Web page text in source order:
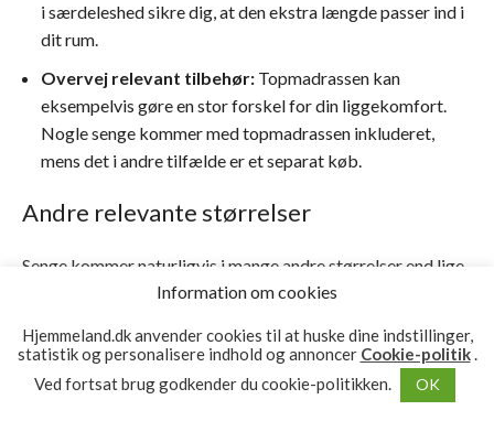
i særdeleshed sikre dig, at den ekstra længde passer ind i
dit rum.
Overvej relevant tilbehør: Topmadrassen kan
eksempelvis gøre en stor forskel for din liggekomfort.
Nogle senge kommer med topmadrassen inkluderet,
mens det i andre tilfælde er et separat køb.
Andre relevante størrelser
Senge kommer naturligvis i mange andre størrelser end lige
90 x 210 cm. Her er nogle af dem:
90×190: Med længden på 190 cm får du en seng, som er
en smule kortere end standarden. Dette mål passer
således bedst til børn og korte mennesker.
Information om cookies
Hjemmeland.dk anvender cookies til at huske dine indstillinger,
statistik og personalisere indhold og annoncer Cookie-politik.
Ved fortsat brug godkender du cookie-politikken.
OK